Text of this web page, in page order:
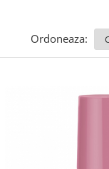
Ordoneaza: